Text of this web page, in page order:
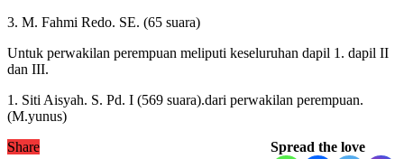
3. M. Fahmi Redo. SE. (65 suara)
Untuk perwakilan perempuan meliputi keseluruhan dapil 1. dapil II
dan III.
1. Siti Aisyah. S. Pd. I (569 suara).dari perwakilan perempuan.
(M.yunus)
Spread the love
Share